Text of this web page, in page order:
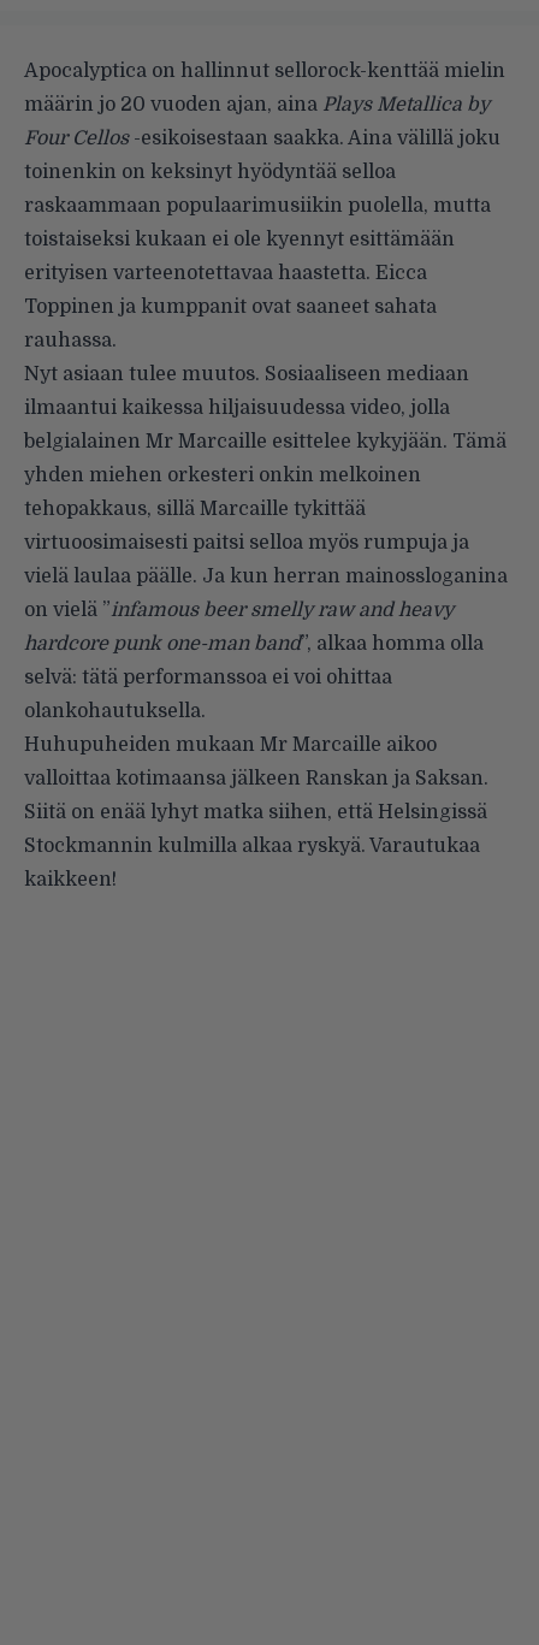
Apocalyptica on hallinnut sellorock-kenttää mielin
määrin jo 20 vuoden ajan, aina Plays Metallica by
Four Cellos -esikoisestaan saakka. Aina välillä joku
toinenkin on keksinyt hyödyntää selloa
raskaammaan populaarimusiikin puolella, mutta
toistaiseksi kukaan ei ole kyennyt esittämään
erityisen varteenotettavaa haastetta. Eicca
Toppinen ja kumppanit ovat saaneet sahata
rauhassa.
Nyt asiaan tulee muutos. Sosiaaliseen mediaan
ilmaantui kaikessa hiljaisuudessa video, jolla
belgialainen Mr Marcaille esittelee kykyjään. Tämä
yhden miehen orkesteri onkin melkoinen
tehopakkaus, sillä Marcaille tykittää
virtuoosimaisesti paitsi selloa myös rumpuja ja
vielä laulaa päälle. Ja kun herran mainossloganina
on vielä ”infamous beer smelly raw and heavy
hardcore punk one-man band”, alkaa homma olla
selvä: tätä performanssoa ei voi ohittaa
olankohautuksella.
Huhupuheiden mukaan Mr Marcaille aikoo
valloittaa kotimaansa jälkeen Ranskan ja Saksan.
Siitä on enää lyhyt matka siihen, että Helsingissä
Stockmannin kulmilla alkaa ryskyä. Varautukaa
kaikkeen!